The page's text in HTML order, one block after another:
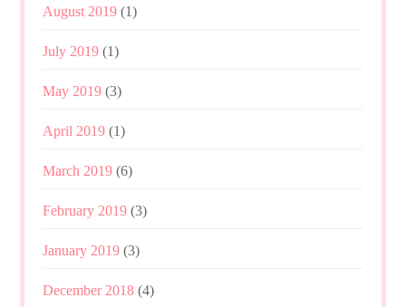
August 2019 (1)
July 2019 (1)
May 2019 (3)
April 2019 (1)
March 2019 (6)
February 2019 (3)
January 2019 (3)
December 2018 (4)